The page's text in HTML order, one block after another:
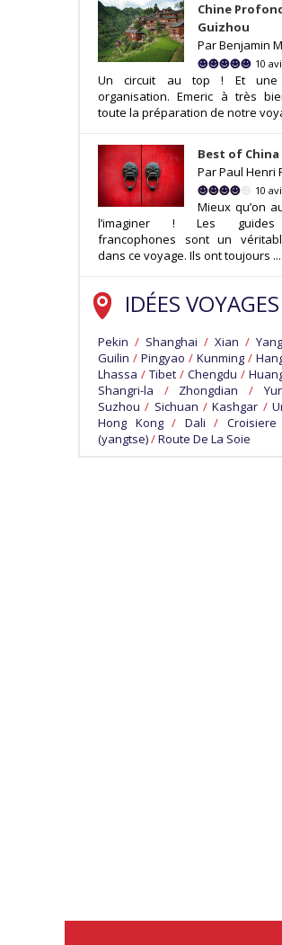
Chine
Guizhou
Par Benjamin
10
Un circuit au top ! Et une
organisation. Emeric à très
toute la préparation de notre
Best of China
Par Paul Henri
10
Mieux qu’on
l’imaginer ! Les
francophones sont un
dans ce voyage. Ils ont toujours ...
IDÉES VOYAGES
Pekin / Shanghai / Xian /
Guilin / Pingyao / Kunming /
Lhassa / Tibet / Chengdu /
Shangri-la
/ Zhongdian /
Suzhou / Sichuan / Kashgar /
Hong Kong / Dali / Croisiere
(yangtse)/Route De La Soie